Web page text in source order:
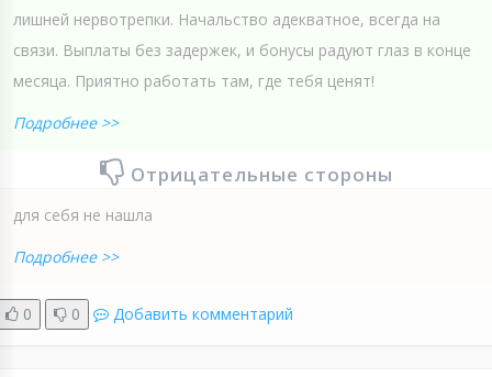
лишней нервотрепки. Начальство адекватное, всегда на
связи. Выплаты без задержек, и бонусы радуют глаз в конце
месяца. Приятно работать там, где тебя ценят!
Подробнее >>
Отрицательные стороны
для себя не нашла
Подробнее >>
0 0 Добавить комментарий